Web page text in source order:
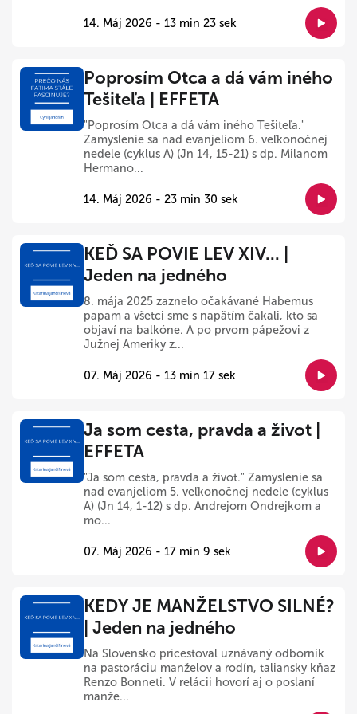
14. Máj 2026 - 13 min 23 sek
Poprosím Otca a dá vám iného
Tešiteľa | EFFETA
"Poprosím Otca a dá vám iného Tešiteľa."
Zamyslenie sa nad evanjeliom 6. veľkonočnej
nedele (cyklus A) (Jn 14, 15-21) s dp. Milanom
Hermano...
14. Máj 2026 - 23 min 30 sek
KEĎ SA POVIE LEV XIV... |
Jeden na jedného
8. mája 2025 zaznelo očakávané Habemus
papam a všetci sme s napätím čakali, kto sa
objaví na balkóne. A po prvom pápežovi z
Južnej Ameriky z...
07. Máj 2026 - 13 min 17 sek
Ja som cesta, pravda a život |
EFFETA
"Ja som cesta, pravda a život." Zamyslenie sa
nad evanjeliom 5. veľkonočnej nedele (cyklus
A) (Jn 14, 1-12) s dp. Andrejom Ondrejkom a
mo...
07. Máj 2026 - 17 min 9 sek
KEDY JE MANŽELSTVO SILNÉ?
| Jeden na jedného
Na Slovensko pricestoval uznávaný odborník
na pastoráciu manželov a rodín, taliansky kňaz
Renzo Bonneti. V relácii hovorí aj o poslaní
manže...